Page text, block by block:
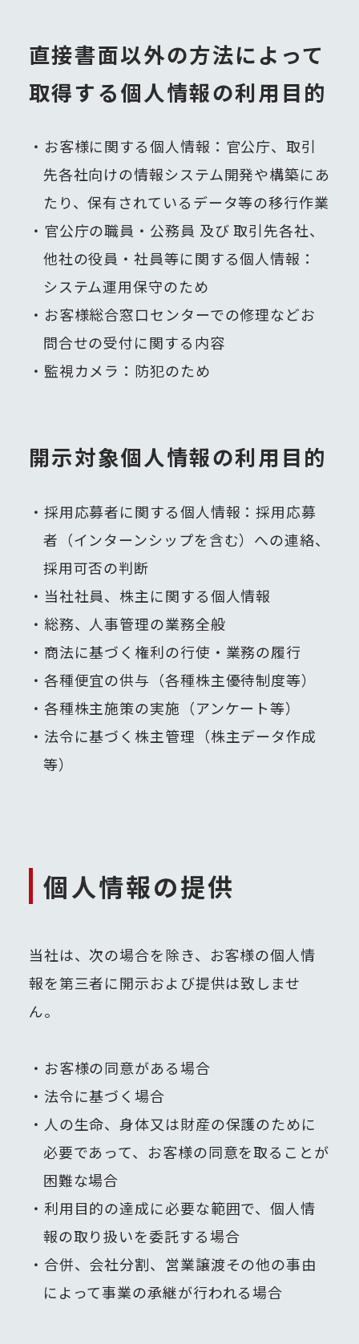
直接書面以外の方法によって
取得する個人情報の利用目的
お客様に関する個人情報：官公庁、取引
先各社向けの情報システム開発や構築にあ
たり、保有されているデータ等の移行作業
官公庁の職員・公務員 及び 取引先各社、
他社の役員・社員等に関する個人情報：
システム運用保守のため
お客様総合窓口センターでの修理などお
問合せの受付に関する内容
監視カメラ：防犯のため
開示対象個人情報の利用目的
採用応募者に関する個人情報：採用応募
者（インターンシップを含む）への連絡、
採用可否の判断
当社社員、株主に関する個人情報
総務、人事管理の業務全般
商法に基づく権利の行使・業務の履行
各種便宜の供与（各種株主優待制度等）
各種株主施策の実施（アンケート等）
法令に基づく株主管理（株主データ作成
等）
個人情報の提供
当社は、次の場合を除き、お客様の個人情
報を第三者に開示および提供は致しませ
ん。
お客様の同意がある場合
法令に基づく場合
人の生命、身体又は財産の保護のために
必要であって、お客様の同意を取ることが
困難な場合
利用目的の達成に必要な範囲で、個人情
報の取り扱いを委託する場合
合併、会社分割、営業譲渡その他の事由
によって事業の承継が行われる場合